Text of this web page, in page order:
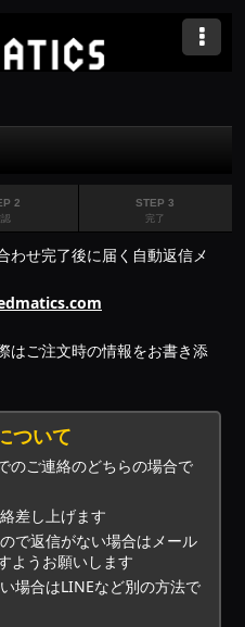
2 STEP 3
完了
わせ完了後に届く自動返信メ
はご注文時の情報をお書き添
ついて
のご連絡のどちらの場合で
差し上げます
で返信がない場合はメール
ようお願いします
場合はLINEなど別の方法で